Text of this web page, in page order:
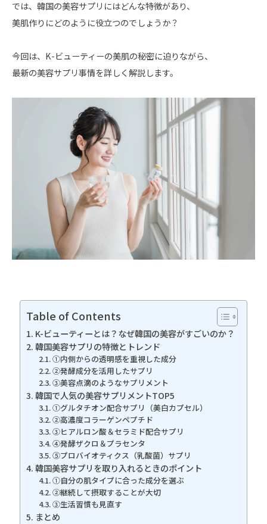
では、韓国の美容サプリにはどんな特徴があり、
美肌作りにどのように役立つのでしょうか？
今回は、 K-ビューティーの美肌の秘密に迫りながら、
最新の美容サプリ事情を詳しく解説します。
Table of Contents
K-ビューティーとは？なぜ韓国の美容がすごいのか？
韓国美容サプリの特徴とトレンド
①内側からの透明感を重視した成分
②発酵成分を活用したサプリ
③美容点滴のようなサプリメント
韓国で人気の美容サプリメントTOP5
①グルタチオン配合サプリ（美白カプセル）
②高濃度コラーゲンペプチド
③ヒアルロン酸＆セラミド配合サプリ
④発酵ザクロ＆プラセンタ
⑤プロバイオティクス（乳酸菌）サプリ
韓国美容サプリを取り入れるときのポイント
①自分の肌タイプに合った成分を選ぶ
②継続して摂取することが大切
③生活習慣も見直す
まとめ